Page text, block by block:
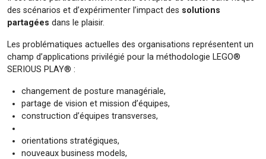
des scénarios et d’expérimenter l’impact des solutions
partagées dans le plaisir.
Les problématiques actuelles des organisations représentent un
champ d’applications privilégié pour la méthodologie LEGO®
SERIOUS PLAY® :
changement de posture managériale,
partage de vision et mission d’équipes,
construction d’équipes transverses,
orientations stratégiques,
nouveaux business models,